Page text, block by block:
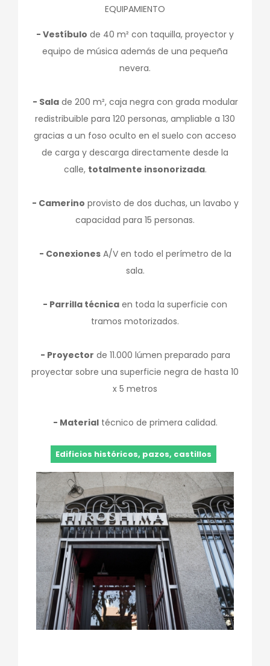
EQUIPAMIENTO
- Vestíbulo de 40 m² con taquilla, proyector y
equipo de música además de una pequeña
nevera.
- Salade 200 m², caja negra con grada modular
redistribuible para 120 personas, ampliable a 130
gracias a un foso oculto en el suelo con acceso
de carga y descarga directamente desde la
calle, totalmente insonorizada.
- Camerino provisto de dos duchas, un lavabo y
capacidad para 15 personas.
- ConexionesA/V en todo el perímetro de la
sala.
- Parrilla técnica en toda la superficie con
tramos motorizados.
- Proyector de 11.000 lúmen preparado para
proyectar sobre una superficie negra de hasta 10
x 5 metros
- Materialtécnico de primera calidad.
Edificios históricos, pazos, castillos